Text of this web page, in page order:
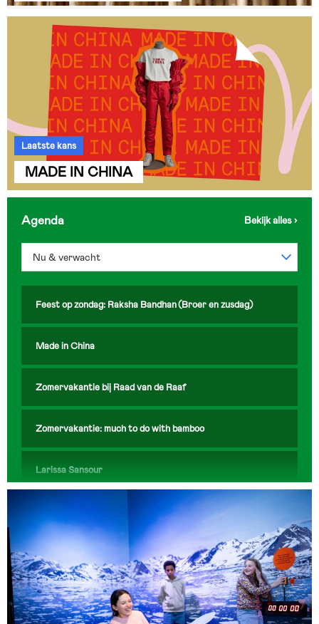
Laatste kans
MADE IN CHINA
Agenda
Nu & verwacht
Feest op zondag: Raksha Bandhan (Broer en zusdag)
Made in China
Zomervakantie bij Raad van de Raaf
Zomervakantie: much to do with bamboo
Larissa Sansour
Feest op zondag: Midherfstfestival
ADE X Wereldmuseum Amsterdam DISCO I’m coming
out
Feest op zondag: Día de Muertos